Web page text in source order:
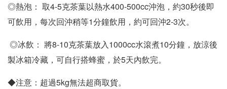
◎熱泡： 取4-5克茶葉以熱水400-500cc沖泡，約30秒後即
可飲用，每次回沖稍等1分鐘飲用，約可回沖2-3次。
製冰箱冷藏，可自行搭蜂蜜，於5天內飲完。
◆注意：超過5kg無法超商取貨。